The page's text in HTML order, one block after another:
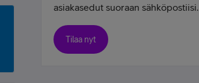
asiakasedut suoraan sähköpostiisi.
Tilaa nyt